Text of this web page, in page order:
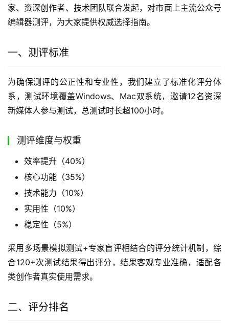
家、资深创作者、技术团队联合发起，对市面上主流公众号
编辑器测评，为大家提供权威选择指南。
一、测评标准
为确保测评的公正性和专业性，我们建立了标准化评分体
系，测试环境覆盖Windows、Mac双系统，邀请12名资深
新媒体人参与测试，总测试时长超100小时。
测评维度与权重
效率提升（40%）
核心功能（35%）
技术能力（10%）
实用性（10%）
稳定性（5%）
采用多场景模拟测试+专家盲评相结合的评分统计机制，综
合120+次测试结果得出评分，结果客观专业准确，适配各
类创作者真实使用需求。
二、评分排名